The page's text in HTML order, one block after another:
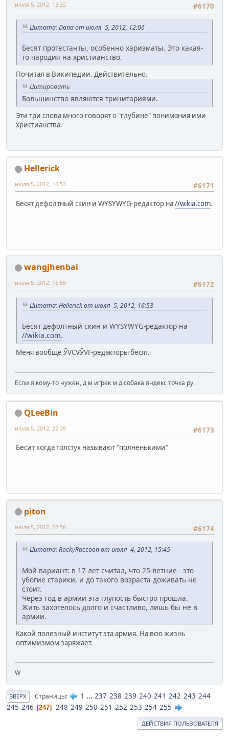
#6170
июля 5, 2012, 13:32
Цитата: Dana от июля 5, 2012, 12:06
Бесят протестанты, особенно харизматы. Это какая-
то пародия на христианство.
Почитал в Википедии. Действительно.
Цитировать
Большинство являются тринитариями.
Эти три слова много говорят о "глубине" понимания ими
христианства.
Hellerick
#6171
июля 5, 2012, 16:53
Бесят дефолтный скин и WYSYWYG-редактор на//wikia.com.
wangjhenbai
#6172
июля 5, 2012, 16:56
Цитата: Hellerick от июля 5, 2012, 16:53
Бесят дефолтный скин и WYSYWYG-редактор на
//wikia.com.
Меня вообще ЎѴСѴЎѴГ-редакторы бесят.
Если я кому-то нужен, д м игрек м д собака яндекс точка ру.
QLeeBin
#6173
июля 5, 2012, 22:39
Бесит когда толстух называют "полненькими"
piton
#6174
июля 5, 2012, 22:58
Цитата: RockyRaccoon от июля 4, 2012, 15:45
Мой вариант: в 17 лет считал, что 25-летние - это
убогие старики, и до такого возраста доживать не
стоит.
Через год в армии эта глупость быстро прошла.
Жить захотелось долго и счастливо, лишь бы не в
армии.
Какой полезный институт эта армия. На всю жизнь
оптимизмом заряжает.
W
ВВЕРХ Страницы 1 ... 237 238 239 240 241 242 243 244
245 246 247 248 249 250 251 252 253 254 255
ДЕЙСТВИЯ ПОЛЬЗОВАТЕЛЯ